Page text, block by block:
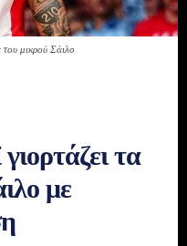
του μικρού Σάιλο
τα
με